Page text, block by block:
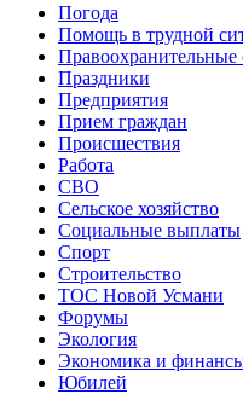
Погода
Помощь в трудной
Правоохранительные
Праздники
Предприятия
Прием граждан
Происшествия
Работа
СВО
Сельское хозяйство
Социальные выплаты
Спорт
Строительство
ТОС Новой Усмани
Форумы
Экология
Экономика и
Юбилей